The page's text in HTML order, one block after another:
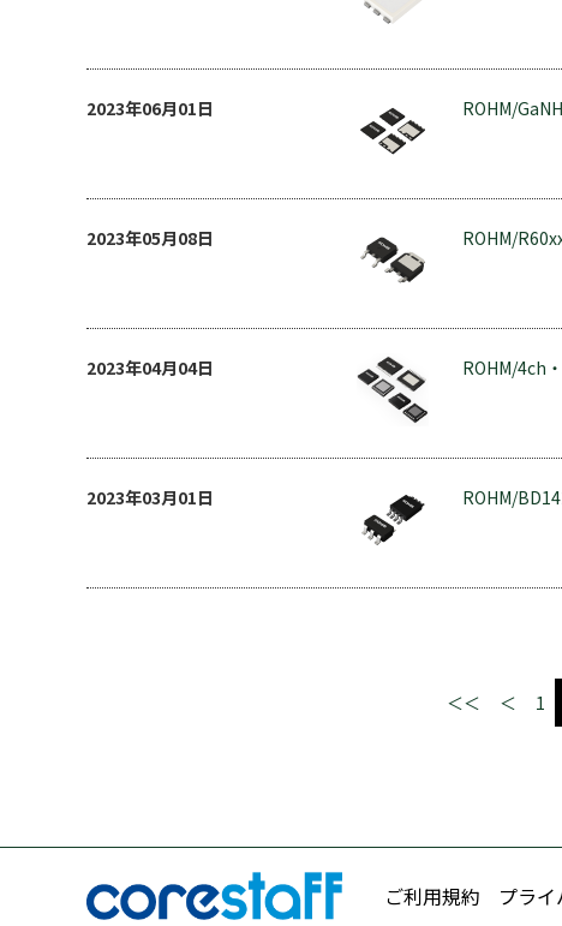
2023年06月01日 ROHM/
2023年05月08日 ROHM/
2023年04月04日 ROHM/4ch
2023年03月01日 ROHM/
＜＜ ＜ 1
ご利用規約 プラ